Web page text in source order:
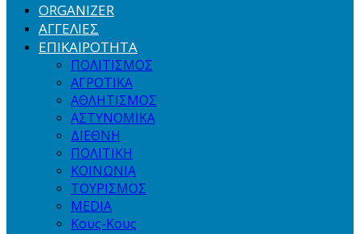
ORGANIZER
ΑΓΓΕΛΙΕΣ
ΕΠΙΚΑΙΡΟΤΗΤΑ
ΠΟΛΙΤΙΣΜΟΣ
ΑΓΡΟΤΙΚΑ
ΑΘΛΗΤΙΣΜΟΣ
ΑΣΤΥΝΟΜΙΚΑ
ΔΙΕΘΝΗ
ΠΟΛΙΤΙΚΗ
ΚΟΙΝΩΝΙΑ
ΤΟΥΡΙΣΜΟΣ
MEDIA
Κους-Κους